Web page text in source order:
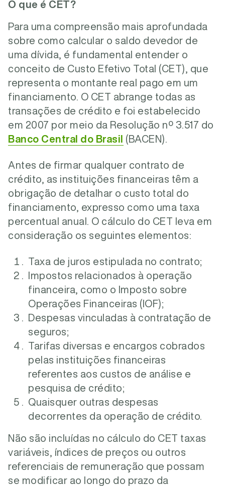
O que é CET?
Para uma compreensão mais aprofundada
sobre como calcular o saldo devedor de
uma dívida, é fundamental entender o
conceito de Custo Efetivo Total (CET), que
representa o montante real pago em um
financiamento. O CET abrange todas as
transações de crédito e foi estabelecido
em 2007 por meio da Resolução nº 3.517 do
Banco Central do Brasil (BACEN).
Antes de firmar qualquer contrato de
crédito, as instituições financeiras têm a
obrigação de detalhar o custo total do
financiamento, expresso como uma taxa
percentual anual. O cálculo do CET leva em
consideração os seguintes elementos:
Taxa de juros estipulada no contrato;
Impostos relacionados à operação
financeira, como o Imposto sobre
Operações Financeiras (IOF);
Despesas vinculadas à contratação de
seguros;
Tarifas diversas e encargos cobrados
pelas instituições financeiras
referentes aos custos de análise e
pesquisa de crédito;
Quaisquer outras despesas
decorrentes da operação de crédito.
Não são incluídas no cálculo do CET taxas
variáveis, índices de preços ou outros
referenciais de remuneração que possam
se modificar ao longo do prazo da